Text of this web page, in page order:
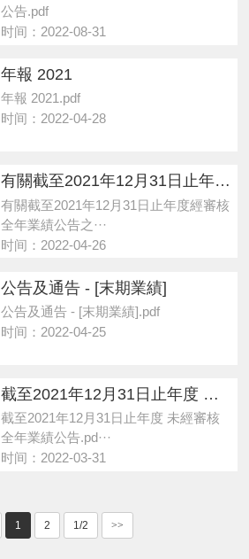
公告.pdf
时间：2022-08-31
年報 2021
年報 2021.pdf
时间：2022-04-28
有關截至2021年12月31日止年度經審核全年業績公告之補充公告
有關截至2021年12月31日止年度經審核
全年業績公告之···
时间：2022-04-26
公告及通告 - [末期業績]
公告及通告 - [末期業績].pdf
时间：2022-04-25
截至2021年12月31日止年度 未經審核全年業績公告
截至2021年12月31日止年度 未經審核
全年業績公告.pd···
时间：2022-03-31
1 2 1/2 >>